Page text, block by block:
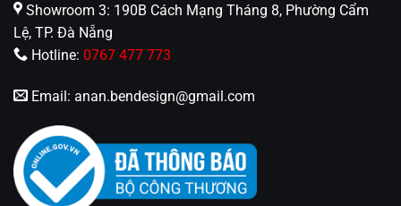
Showroom 3: 190B Cách Mạng Tháng 8, Phường Cẩm
Lệ, TP. Đà Nẵng
Hotline: 0767 477 773
Email: anan.bendesign@gmail.com